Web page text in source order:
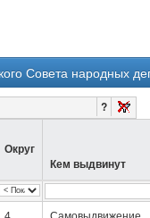
Совета народных
?
Округ
Кем выдвинут